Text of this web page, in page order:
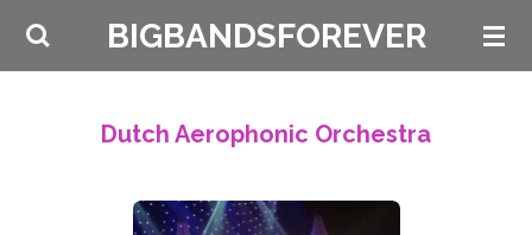
Ga
BIGBANDSFOREVER
Dutch Aerophonic Orchestra